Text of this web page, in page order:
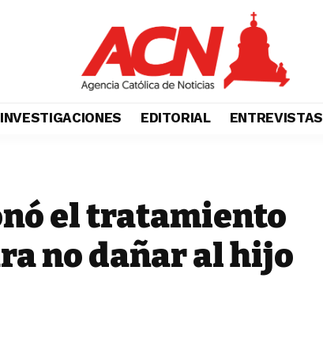
INVESTIGACIONES EDITORIAL ENTREVISTAS
el tratamiento
no dañar al hijo